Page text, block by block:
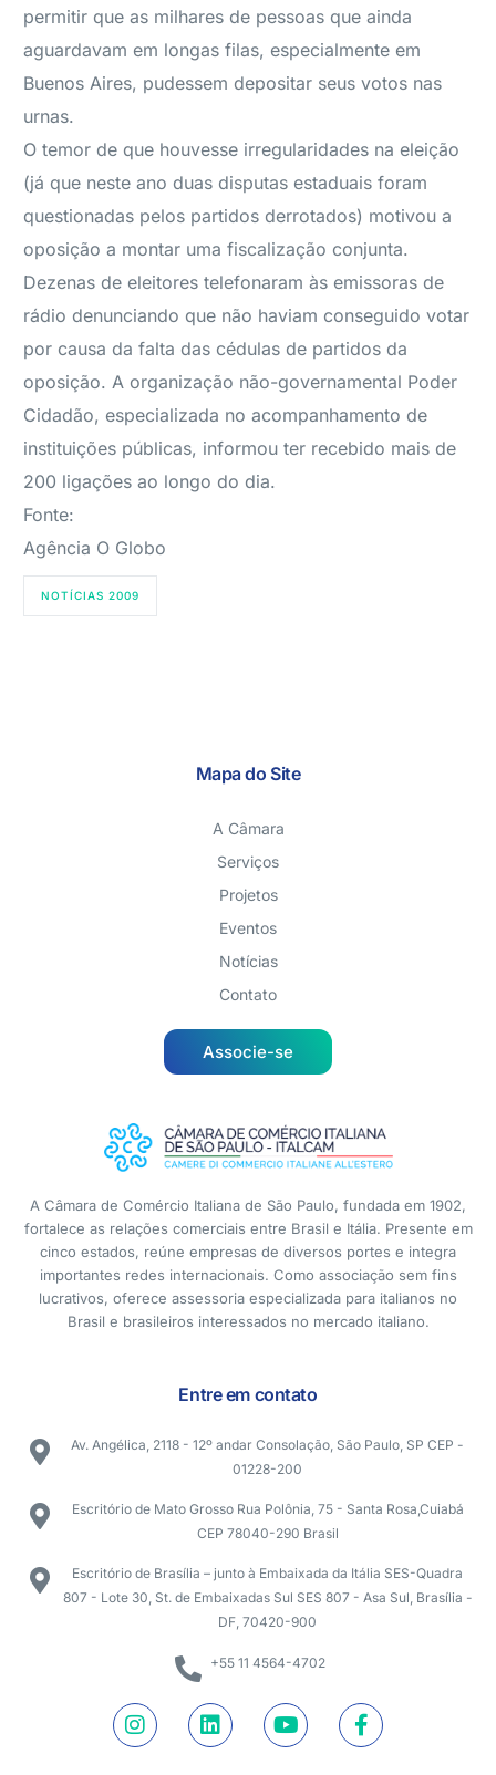
permitir que as milhares de pessoas que ainda
aguardavam em longas filas, especialmente em
Buenos Aires, pudessem depositar seus votos nas
urnas.
O temor de que houvesse irregularidades na eleição
(já que neste ano duas disputas estaduais foram
questionadas pelos partidos derrotados) motivou a
oposição a montar uma fiscalização conjunta.
Dezenas de eleitores telefonaram às emissoras de
rádio denunciando que não haviam conseguido votar
por causa da falta das cédulas de partidos da
oposição. A organização não-governamental Poder
Cidadão, especializada no acompanhamento de
instituições públicas, informou ter recebido mais de
200 ligações ao longo do dia.
Fonte:
Agência O Globo
NOTÍCIAS 2009
Mapa do Site
A Câmara
Serviços
Projetos
Eventos
Notícias
Contato
Associe-se
A Câmara de Comércio Italiana de São Paulo, fundada em 1902,
fortalece as relações comerciais entre Brasil e Itália. Presente em
cinco estados, reúne empresas de diversos portes e integra
importantes redes internacionais. Como associação sem fins
lucrativos, oferece assessoria especializada para italianos no
Brasil e brasileiros interessados no mercado italiano.
Entre em contato
Av. Angélica, 2118 - 12º andar Consolação, São Paulo, SP CEP -
01228-200
Escritório de Mato Grosso Rua Polônia, 75 - Santa Rosa,Cuiabá
CEP 78040-290 Brasil
Escritório de Brasília – junto à Embaixada da Itália SES-Quadra
807 - Lote 30, St. de Embaixadas Sul SES 807 - Asa Sul, Brasília -
DF, 70420-900
+55 11 4564-4702